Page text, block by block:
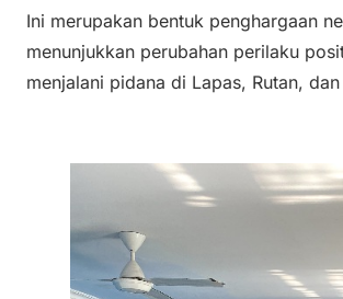
Ini merupakan bentuk penghargaan
menunjukkan perubahan perilaku
menjalani pidana di Lapas, Rutan, dan